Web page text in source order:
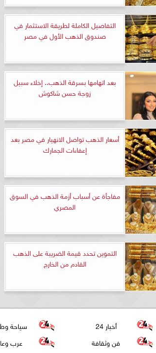
التفاصيل الكاملة لطريقة الاستثمار في
صندوق الذهب الأول في مصر
بعد اتهامها بسرقة الذهب.. إخلاء سبيل
زوجة حسن شاكوش
أسعار الذهب تواصل الانهيار في مصر بعد
إعفاءات الجمارك
مفاجأة عن أسباب أزمة الذهب في السوق
المصري
التموين تحدد قيمة الضريبة على الذهب
القادم من الخارج
أخبار 24 سياحة
فن وثقافة عرب